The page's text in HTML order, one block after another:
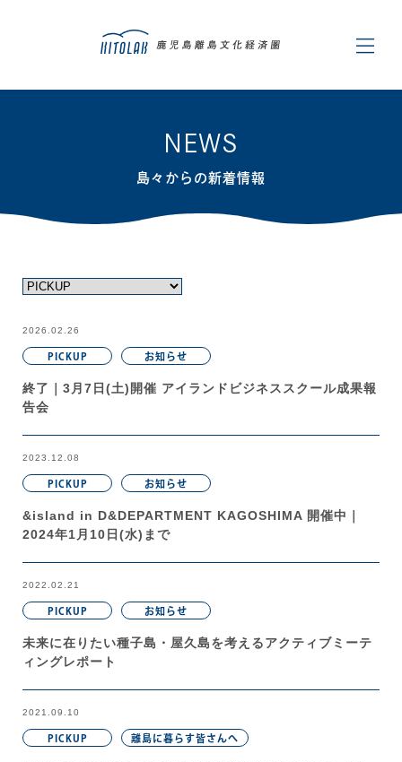
NEWS
島々からの新着情報
2026.02.26
PICKUP お知らせ
終了｜3月7日(土)開催 アイランドビジネススクール成果報
告会
2023.12.08
PICKUP お知らせ
&island in D&DEPARTMENT KAGOSHIMA 開催中｜
2024年1月10日(水)まで
2022.02.21
PICKUP お知らせ
未来に在りたい種子島・屋久島を考えるアクティブミーテ
ィングレポート
2021.09.10
PICKUP 離島に暮らす皆さんへ